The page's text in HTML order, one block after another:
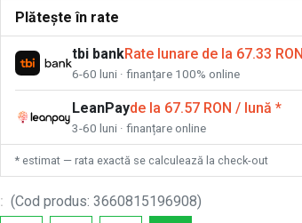
Plătește în rate
tbi bankRate lunare de la 67.33 RON
6-60 luni · finanțare 100% online
LeanPayde la 67.57 RON / lună *
3-60 luni · finanțare online
* estimat — rata exactă se calculează la check-out
: (Cod produs: 3660815196908)